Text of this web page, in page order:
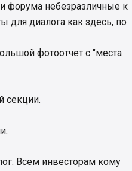
форума небезразличные к
для диалога как здесь, по
фотоотчет с "места
секции.
Всем инвесторам кому